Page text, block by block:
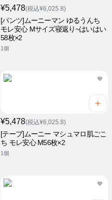
¥5,478(税込¥6,025.8)
[パンツ]ムーニーマン ゆるうんち
モレ安心 Mサイズ寝返り~はいはい
58枚×2
1個
¥5,478(税込¥6,025.8)
[テープ]ムーニー マシュマロ肌ごこ
ち モレ安心 M56枚×2
1個